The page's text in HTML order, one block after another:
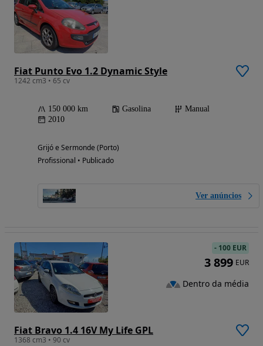
Fiat Punto Evo 1.2 Dynamic Style
1242 cm3 • 65 cv
150 000 km Gasolina
Manual
2010
Grijó e Sermonde (Porto)
Profissional • Publicado
Ver anúncios
Fiat Bravo 1.4 16V My Life GPL
1368 cm3 • 90 cv
- 100 EUR
3 899 EUR
Dentro da média